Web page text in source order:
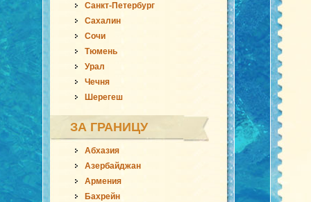
Санкт-Петербург
Сахалин
Сочи
Тюмень
Урал
Чечня
Шерегеш
ЗА ГРАНИЦУ
Абхазия
Азербайджан
Армения
Бахрейн